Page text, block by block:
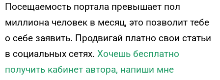
Посещаемость портала превышает пол
миллиона человек в месяц, это позволит тебе
о себе заявить. Продвигай платно свои статьи
в социальных сетях. Хочешь бесплатно
получить кабинет автора, напиши мне